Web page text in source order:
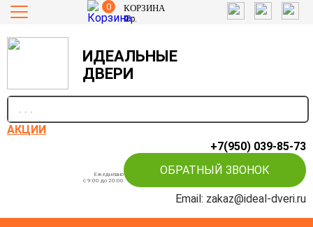
0 КОРЗИНА
0р.
ИДЕАЛЬНЫЕ
ДВЕРИ
АКЦИИ
+7(950) 039-85-73
Ежедневно
c 9:00 до 20:00
ОБРАТНЫЙ ЗВОНОК
Email: zakaz@ideal-dveri.ru